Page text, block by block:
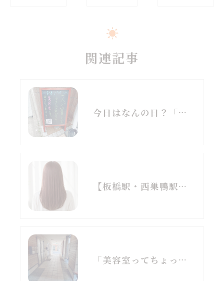
関連記事
今日はなんの日？「芒種（ぼうしゅ）」と梅雨前の髪対策
【板橋駅・西巣鴨駅】「美容室がなんだか疲れる…」そんな40代50代以上の方へ。
「美容室ってちょっと苦手…」【お洒落な美容室が苦手なあなたへ】